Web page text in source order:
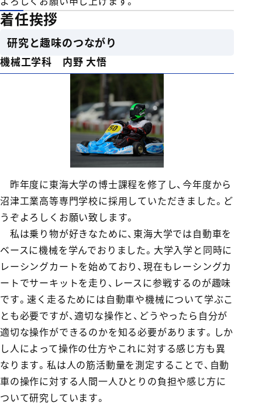
着任挨拶
研究と趣味のつながり
機械工学科 内野 大悟
昨年度に東海大学の博士課程を修了し、今年度から
沼津工業高等専門学校に採用していただきました。ど
うぞよろしくお願い致します。
私は乗り物が好きなために、東海大学では自動車を
ベースに機械を学んでおりました。大学入学と同時に
レーシングカートを始めており、現在もレーシングカ
ートでサーキットを走り、レースに参戦するのが趣味
です。速く走るためには自動車や機械について学ぶこ
とも必要ですが、適切な操作と、どうやったら自分が
適切な操作ができるのかを知る必要があります。しか
し人によって操作の仕方やこれに対する感じ方も異
なります。私は人の筋活動量を測定することで、自動
車の操作に対する人間一人ひとりの負担や感じ方に
ついて研究しています。